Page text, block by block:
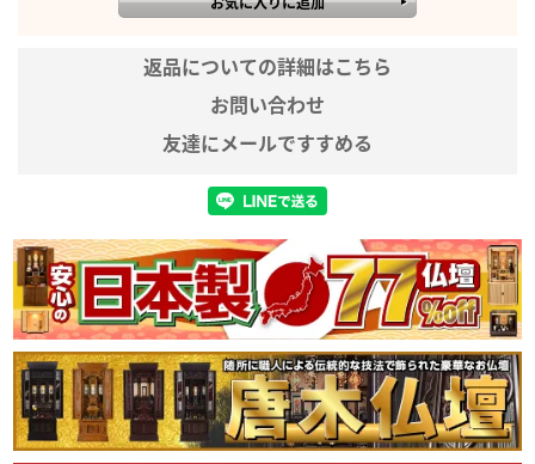
見える場合がございます。
ございます。
※商品仕様につきましては予告なく
変更することがございます。予めご
了承ください。
返品についての詳細はこちら
お問い合わせ
友達にメールですすめる